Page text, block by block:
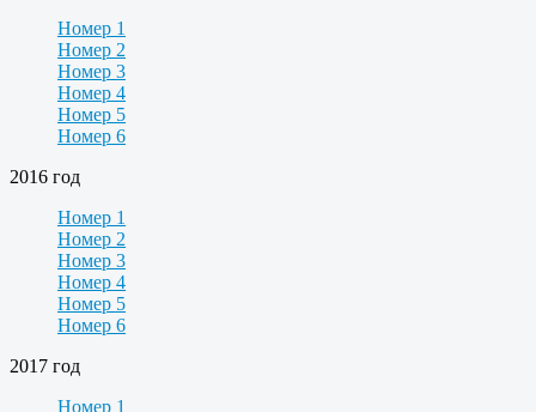
Номер 1
Номер 2
Номер 3
Номер 4
Номер 5
Номер 6
2016 год
Номер 1
Номер 2
Номер 3
Номер 4
Номер 5
Номер 6
2017 год
Номер 1